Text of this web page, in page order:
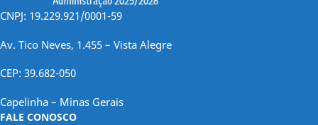
CNPJ: 19.229.921/0001-59
Av. Tico Neves, 1.455 – Vista Alegre
CEP: 39.682-050
Capelinha – Minas Gerais
FALE CONOSCO